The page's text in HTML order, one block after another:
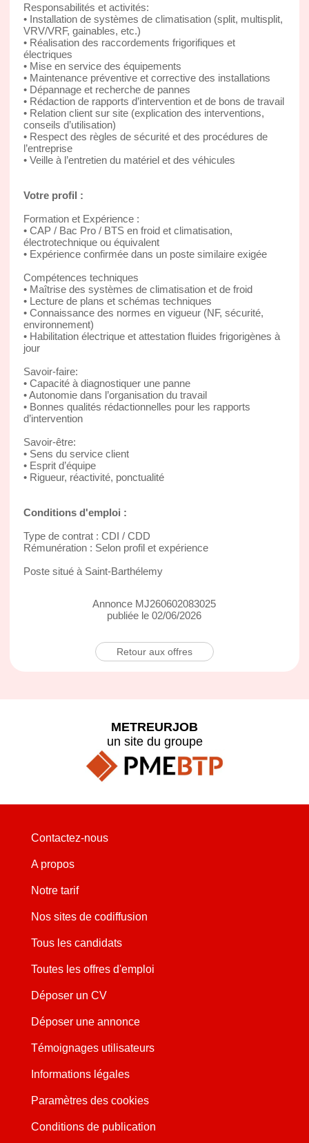
Responsabilités et activités:
• Installation de systèmes de climatisation (split, multisplit,
VRV/VRF, gainables, etc.)
• Réalisation des raccordements frigorifiques et
électriques
• Mise en service des équipements
• Maintenance préventive et corrective des installations
• Dépannage et recherche de pannes
• Rédaction de rapports d’intervention et de bons de travail
• Relation client sur site (explication des interventions,
conseils d’utilisation)
• Respect des règles de sécurité et des procédures de
l’entreprise
• Veille à l’entretien du matériel et des véhicules
Votre profil :
Formation et Expérience :
• CAP / Bac Pro / BTS en froid et climatisation,
électrotechnique ou équivalent
• Expérience confirmée dans un poste similaire exigée
Compétences techniques
• Maîtrise des systèmes de climatisation et de froid
• Lecture de plans et schémas techniques
• Connaissance des normes en vigueur (NF, sécurité,
environnement)
• Habilitation électrique et attestation fluides frigorigènes à
jour
Savoir-faire:
• Capacité à diagnostiquer une panne
• Autonomie dans l’organisation du travail
• Bonnes qualités rédactionnelles pour les rapports
d’intervention
Savoir-être:
• Sens du service client
• Esprit d’équipe
• Rigueur, réactivité, ponctualité
Conditions d'emploi :
Type de contrat : CDI / CDD
Rémunération : Selon profil et expérience
Poste situé à Saint-Barthélemy
Annonce MJ260602083025
publiée le 02/06/2026
Retour aux offres
METREURJOB
un site du groupe
Contactez-nous
A propos
Notre tarif
Nos sites de codiffusion
Tous les candidats
Toutes les offres d'emploi
Déposer un CV
Déposer une annonce
Témoignages utilisateurs
Informations légales
Paramètres des cookies
Conditions de publication